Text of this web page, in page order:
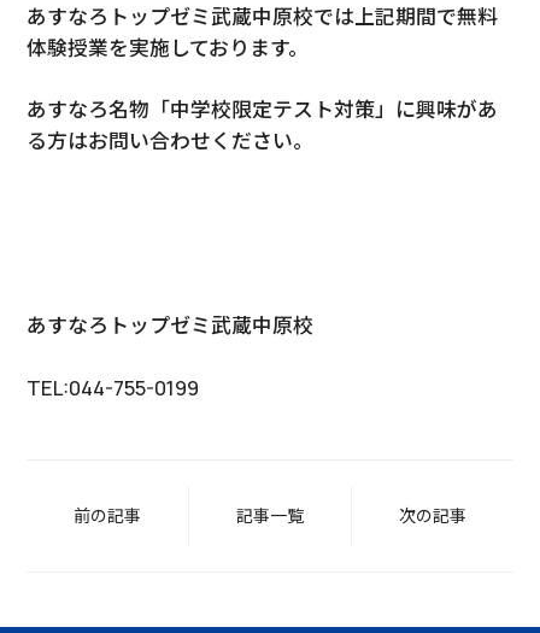
あすなろトップゼミ武蔵中原校では上記期間で無料
体験授業を実施しております。
あすなろ名物「中学校限定テスト対策」に興味があ
る方はお問い合わせください。
あすなろトップゼミ武蔵中原校
TEL:044-755-0199
前の記事 記事一覧 次の記事